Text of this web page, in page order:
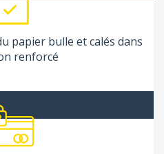
papier bulle et calés dans
renforcé